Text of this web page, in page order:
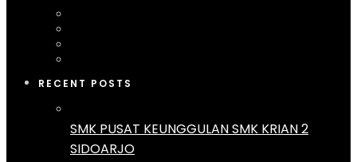
RECENT POSTS
SMK PUSAT KEUNGGULAN SMK KRIAN 2
SIDOARJO